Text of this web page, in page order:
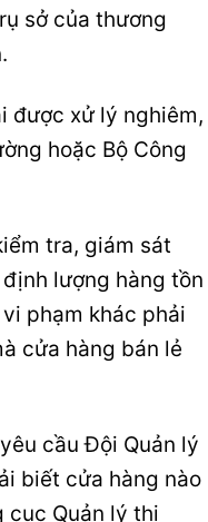
sở của thương
được xử lý nghiêm,
hoặc Bộ Công
tra, giám sát
lượng hàng tồn
phạm khác phải
cửa hàng bán lẻ
cầu Đội Quản lý
biết cửa hàng nào
cục Quản lý thị